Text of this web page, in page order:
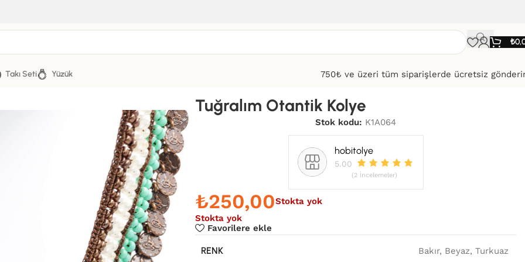
₺
Takı Seti Yüzük
750₺ ve üzeri tüm siparişlerde ücretsiz
Tuğralım Otantik Kolye
Stok kodu: K1A064
hobitolye
5.00
(2 İncelemeler)
₺250,00Stokta yok
Stokta yok
Favorilere ekle
RENK Bakır, Beyaz,Turkuaz